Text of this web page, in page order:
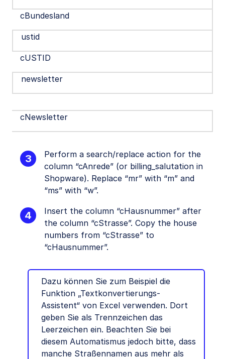
cBundesland
ustid
cUSTID
newsletter
cNewsletter
Perform a search/replace action for the
column “cAnrede” (or billing_salutation in
Shopware). Replace “mr” with “m” and
“ms” with “w”.
Insert the column “cHausnummer” after
the column “cStrasse”. Copy the house
numbers from “cStrasse” to
“cHausnummer”.
Dazu können Sie zum Beispiel die
Funktion „Textkonvertierungs-
Assistent“ von Excel verwenden. Dort
geben Sie als Trennzeichen das
Leerzeichen ein. Beachten Sie bei
diesem Automatismus jedoch bitte, dass
manche Straßennamen aus mehr als